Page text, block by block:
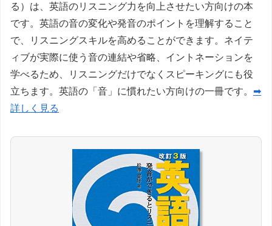
る）は、英語のリスニング力を向上させたい方向けの本
です。英語の音の変化や発音のポイントを理解すること
で、リスニングスキルを高めることができます。ネイテ
ィブが実際に使う音の連結や省略、イントネーションを
学べるため、リスニングだけでなくスピーキングにも役
立ちます。英語の「音」に慣れたい方向けの一冊です。 ➡
詳しく見る